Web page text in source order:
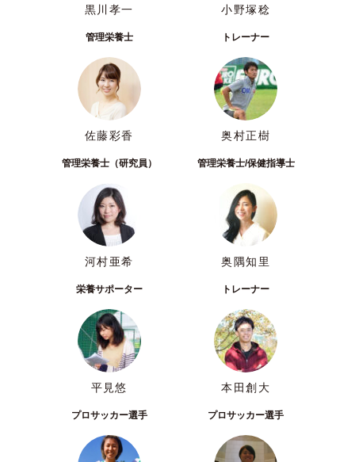
黒川孝一 小野塚稔
管理栄養士
佐藤彩香
トレーナー
奥村正樹
管理栄養士（研究員）
河村亜希
管理栄養士/保健指導士
奥隅知里
栄養サポーター
平見悠
トレーナー
本田創大
プロサッカー選手 プロサッカー選手